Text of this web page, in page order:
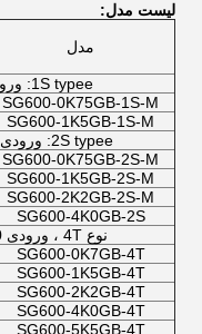
لیست مدل:
مدل
1S typee: ورودی 80 تا 450VDC یا 110VAC ، خروجی 3 فاز 0-220VAC ، توصیه Vmp155VDC ، Voc 350VDC
SG600-0K75GB-1S-M
SG600-1K5GB-1S-M
2S typee: ورودی 100/150 تا 450VDC یا 220VAC ، خروجی 3 فاز 0-220VAC ، توصیه Vmp310VDC ، Voc 372VDC
SG600-0K75GB-2S-M
SG600-1K5GB-2S-M
SG600-2K2GB-2S-M
SG600-4K0GB-2S
نوع 4T ، ورودی 250/350 تا 800VDC یا 380VAC ، خروجی 3 فاز 0-380VAC ، توصیه Vmp540VDC ، Voc 660VDC
SG600-0K7GB-4T
SG600-1K5GB-4T
SG600-2K2GB-4T
SG600-4K0GB-4T
SG600-5K5GB-4T